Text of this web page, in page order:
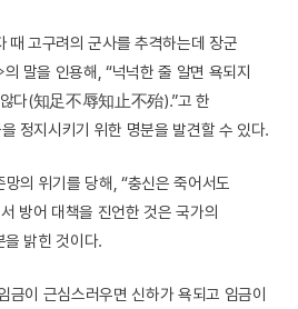
때 고구려의 군사를 추격하는데 장군
말을 인용해, “넉넉한 줄 알면 욕되지
다(知足不辱知止不殆).”고 한
정지시키기 위한 명분을 발견할 수 있다.
의 위기를 당해, “충신은 죽어서도
방어 대책을 진언한 것은 국가의
을 밝힌 것이다.
이 근심스러우면 신하가 욕되고 임금이